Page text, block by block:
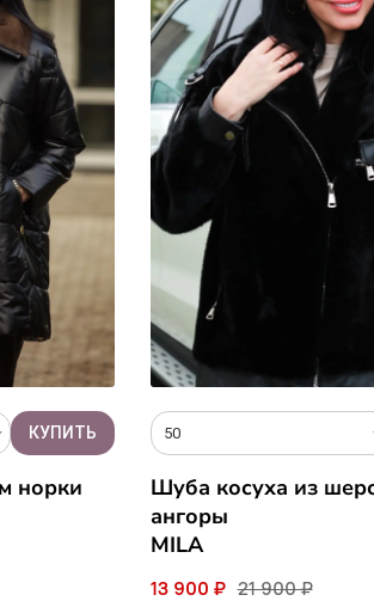
норки
50
Шуба косуха из
ангоры
MILA
13 900 ₽ 21 900 ₽